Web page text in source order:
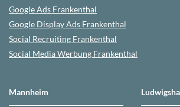
Google Ads Frankenthal
Google Display Ads Frankenthal
Social Recruiting Frankenthal
Social Media Werbung Frankenthal
Mannheim